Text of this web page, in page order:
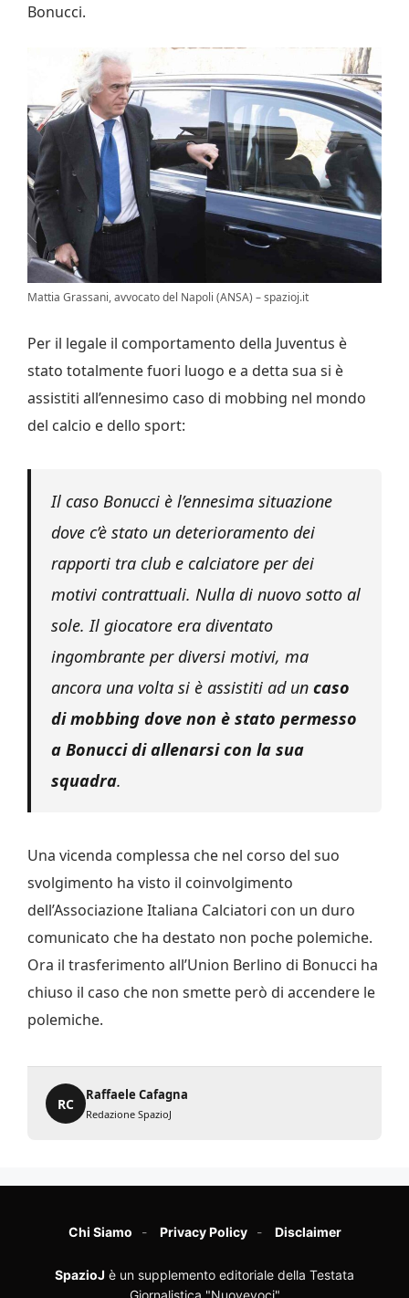
Bonucci.
Mattia Grassani, avvocato del Napoli (ANSA) – spazioj.it
Per il legale il comportamento della Juventus è
stato totalmente fuori luogo e a detta sua si è
assistiti all’ennesimo caso di mobbing nel mondo
del calcio e dello sport:
Il caso Bonucci è l’ennesima situazione
dove c’è stato un deterioramento dei
rapporti tra club e calciatore per dei
motivi contrattuali. Nulla di nuovo sotto al
sole. Il giocatore era diventato
ingombrante per diversi motivi, ma
ancora una volta si è assistiti ad un caso
di mobbing dove non è stato permesso
a Bonucci di allenarsi con la sua
squadra.
Una vicenda complessa che nel corso del suo
svolgimento ha visto il coinvolgimento
dell’Associazione Italiana Calciatori con un duro
comunicato che ha destato non poche polemiche.
Ora il trasferimento all’Union Berlino di Bonucci ha
chiuso il caso che non smette però di accendere le
polemiche.
RC
Raffaele Cafagna
Redazione SpazioJ
Chi Siamo Privacy Policy Disclaimer
SpazioJ è un supplemento editoriale della Testata